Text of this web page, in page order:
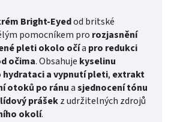
Bright-Eyedod britské
pomocníkem pro rozjasnění
pleti okolo očía pro redukci
očima. Obsahuje kyselinu
a vypnutí pleti, extrakt
otoků po ránuasjednocení tónu
prášekz udržitelných zdrojů
okolí.